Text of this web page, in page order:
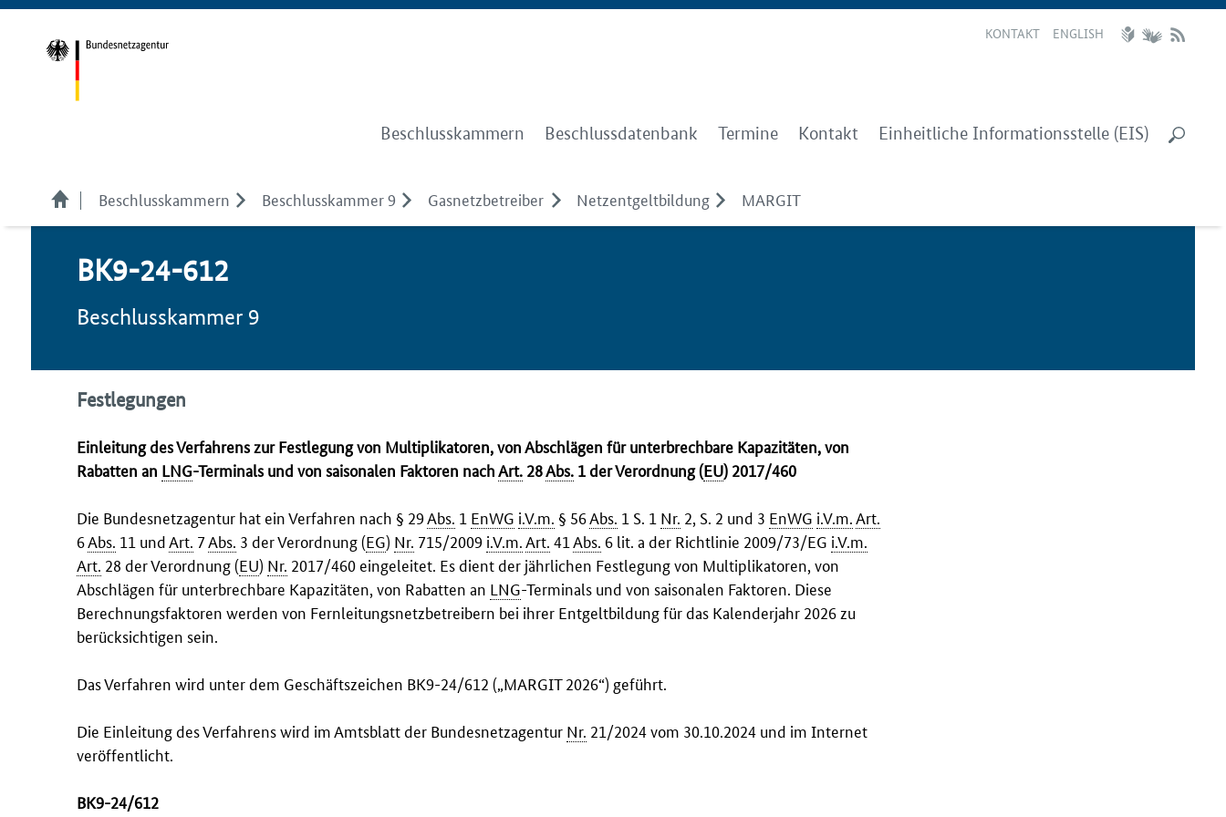
KONTAKT ENGLISH
Beschlusskammern Beschlussdatenbank Termine Kontakt Einheitliche Informationsstelle (EIS)
Beschlusskammern Beschlusskammer 9 Gasnetzbetreiber Netzentgeltbildung MARGIT
BK9-24-612
Beschlusskammer 9
Festlegungen
Einleitung des Verfahrens zur Festlegung von Multiplikatoren, von Abschlägen für unterbrechbare Kapazitäten, von
Rabatten an LNG-Terminals und von saisonalen Faktoren nachArt. 28Abs. 1 der Verordnung (EU) 2017/460
Die Bundesnetzagentur hat ein Verfahren nach § 29Abs. 1 EnWG i.V.m. § 56Abs. 1 S. 1 Nr. 2, S. 2 und 3 EnWG i.V.m.Art.
6Abs. 11 undArt. 7Abs. 3 der Verordnung (EG) Nr. 715/2009 i.V.m.Art. 41 Abs. 6 lit. a der Richtlinie 2009/73/EG i.V.m.
Art. 28 der Verordnung (EU) Nr. 2017/460 eingeleitet. Es dient der jährlichen Festlegung von Multiplikatoren, von
Abschlägen für unterbrechbare Kapazitäten, von Rabatten an LNG-Terminals und von saisonalen Faktoren. Diese
Berechnungsfaktoren werden von Fernleitungsnetzbetreibern bei ihrer Entgeltbildung für das Kalenderjahr 2026 zu
berücksichtigen sein.
Das Verfahren wird unter dem Geschäftszeichen BK9-24/612 („MARGIT 2026“) geführt.
Die Einleitung des Verfahrens wird im Amtsblatt der Bundesnetzagentur Nr. 21/2024 vom 30.10.2024 und im Internet
veröffentlicht.
BK9-24/612